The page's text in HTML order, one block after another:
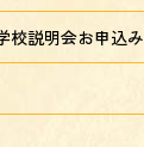
校説明会お申込み